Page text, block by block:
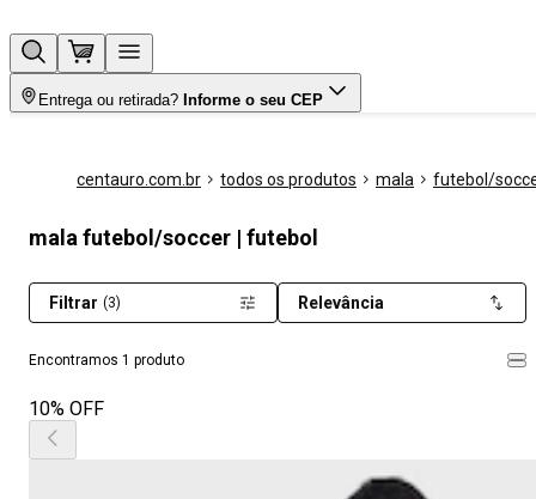
Entrega ou retirada? Informe o seu CEP
centauro.com.br todos os produtos mala futebol/
mala futebol/soccer | futebol
Encontramos 1 produto
Filtrar (3) Relevância
10% OFF